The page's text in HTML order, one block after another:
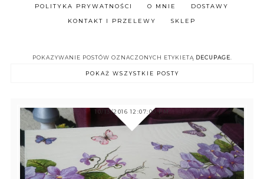
POLITYKA PRYWATNOŚCI O MNIE DOSTAWY
KONTAKT I PRZELEWY SKLEP
POKAZYWANIE POSTÓW OZNACZONYCH ETYKIETĄ DECUPAGE
POKAŻ WSZYSTKIE POSTY
10/13/2016 12:07:00 PM